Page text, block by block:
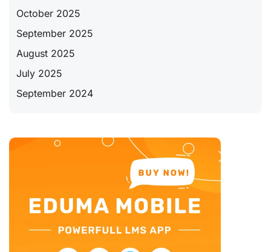
October 2025
September 2025
August 2025
July 2025
September 2024